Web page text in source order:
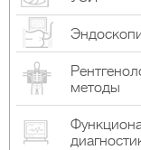
методы